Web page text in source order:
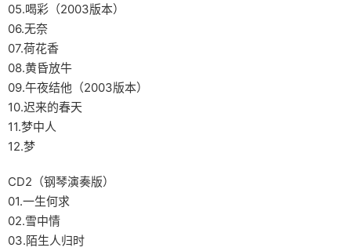
05.喝彩（2003版本）
06.无奈
07.荷花香
08.黄昏放牛
09.午夜结他（2003版本）
10.迟来的春天
11.梦中人
12.梦
CD2（钢琴演奏版）
01.一生何求
02.雪中情
03.陌生人归时